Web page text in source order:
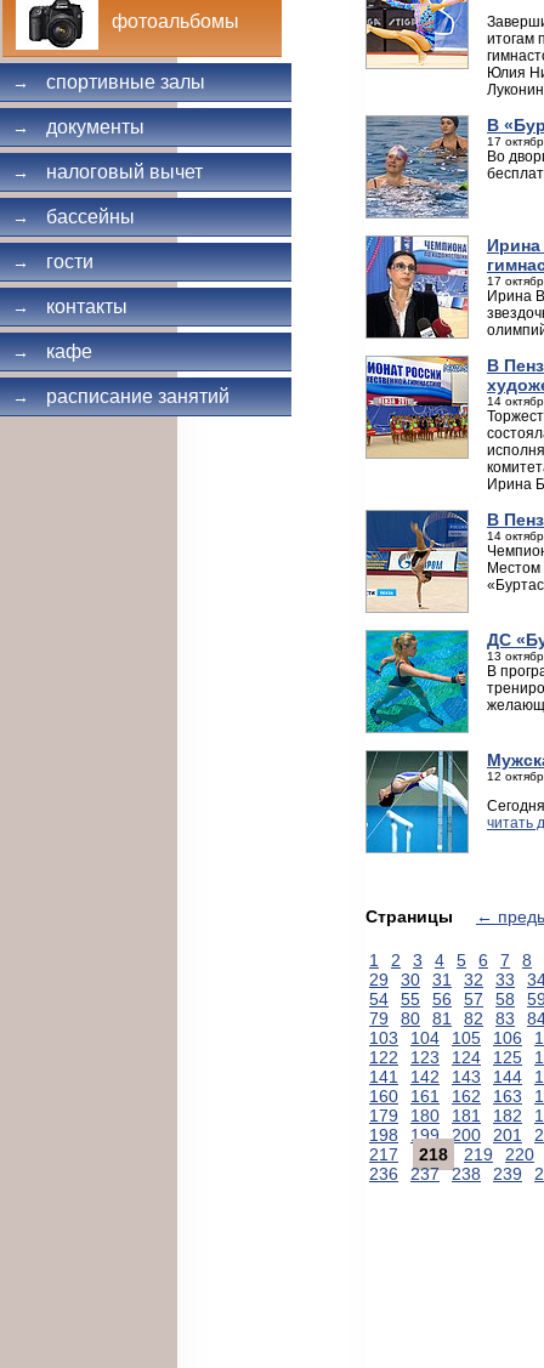
фотоальбомы
→ спортивные залы
→ документы
→ налоговый вычет
→ бассейны
→ гости
→ контакты
→ кафе
→ расписание занятий
итогам
Юлия
В
17
Во
17
Ирина
В
14
Ирина
В
14
Местом
ДС
13
В
12
читать
Страницы ←
1 2 3 4 5 6 7
8
29
30 31 32 33
54
55 56 57 58
79
80 81 82 83
103
104 105 106
122
123 124 125
141
142 143 144
160
161 162 163
179
180 181 182
198
199 200 201
217
218 219
220
236
237 238 239